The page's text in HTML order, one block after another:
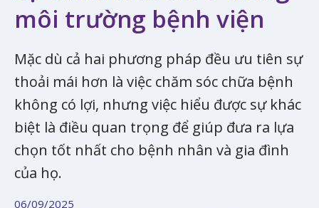
môi trường bệnh viện
Mặc dù cả hai phương pháp đều ưu tiên sự
thoải mái hơn là việc chăm sóc chữa bệnh
không có lợi, nhưng việc hiểu được sự khác
biệt là điều quan trọng để giúp đưa ra lựa
chọn tốt nhất cho bệnh nhân và gia đình
của họ.
06/09/2025